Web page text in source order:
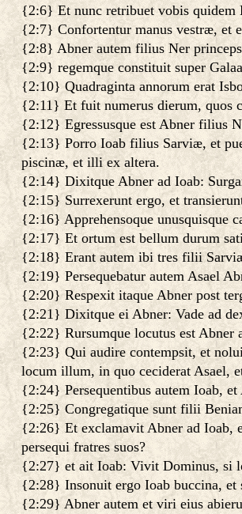
{2:6} Et nunc retribuet vobis quidem
{2:7} Confortentur manus vestræ, et
{2:8} Abner autem filius Ner
{2:9} regemque constituit super
{2:10} Quadraginta annorum erat
{2:11} Et fuit numerus dierum, quos
{2:12} Egressusque est Abner filius
{2:13} Porro Ioab filius Sarviæ, et
piscinæ, et illi ex altera.
{2:14} Dixitque Abner ad Ioab:
{2:15} Surrexerunt ergo, et
{2:16} Apprehensoque unusquisque
{2:17} Et ortum est bellum durum
{2:18} Erant autem ibi tres filii
{2:19} Persequebatur autem Asael
{2:20} Respexit itaque Abner post
{2:21} Dixitque ei Abner: Vade ad
{2:22} Rursumque locutus est Abner
{2:23} Qui audire contempsit, et
locum illum, in quo ceciderat Asael,
{2:24} Persequentibus autem Ioab,
{2:25} Congregatique sunt filii
{2:26} Et exclamavit Abner ad Ioab,
persequi fratres suos?
{2:27} et ait Ioab: Vivit Dominus, si
{2:28} Insonuit ergo Ioab buccina, et
{2:29} Abner autem et viri eius